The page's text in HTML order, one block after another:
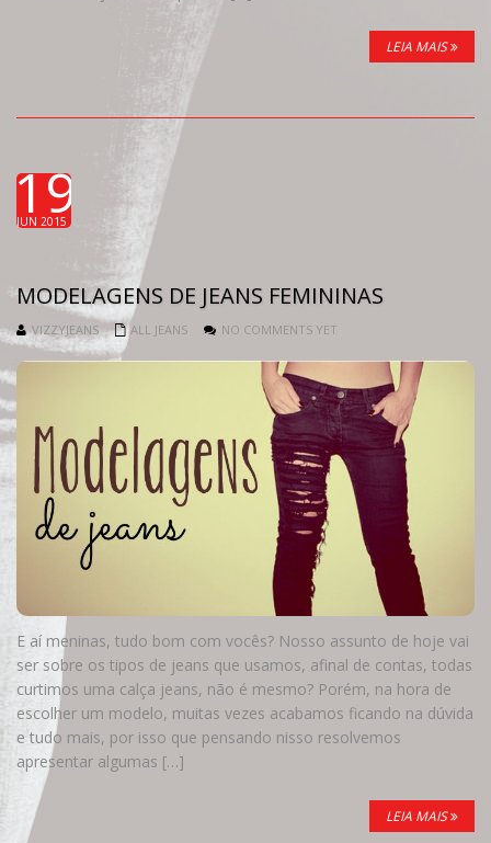
LEIA MAIS
19
JUN 2015
MODELAGENS DE JEANS FEMININAS
VIZZYJEANS ALL JEANS NO COMMENTS YET
E aí meninas, tudo bom com vocês? Nosso assunto de hoje vai
ser sobre os tipos de jeans que usamos, afinal de contas, todas
curtimos uma calça jeans, não é mesmo? Porém, na hora de
escolher um modelo, muitas vezes acabamos ficando na dúvida
e tudo mais, por isso que pensando nisso resolvemos
apresentar algumas […]
LEIA MAIS